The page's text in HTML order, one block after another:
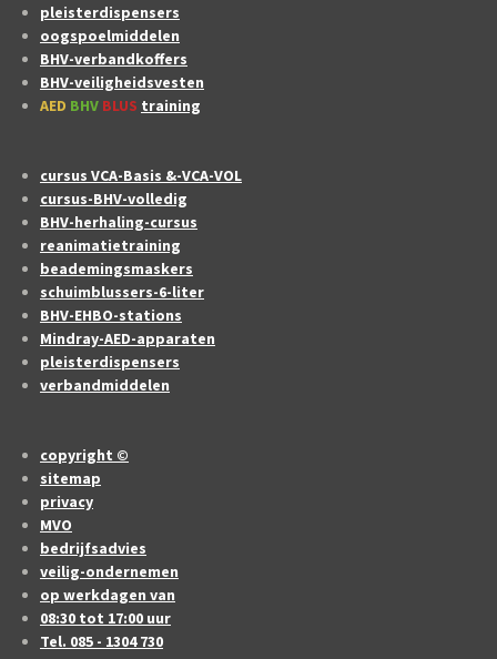
pleisterdispensers
oogspoelmiddelen
BHV-verbandkoffers
BHV-veiligheidsvesten
AED BHV BLUS training
cursus VCA-Basis &-VCA-VOL
cursus-BHV-volledig
BHV-herhaling-cursus
reanimatietraining
beademingsmaskers
schuimblussers-6-liter
BHV-EHBO-stations
Mindray-AED-apparaten
pleisterdispensers
verbandmiddelen
copyright ©
sitemap
privacy
MVO
bedrijfsadvies
veilig-ondernemen
op werkdagen van
08:30 tot 17:00 uur
Tel. 085 - 1304 730